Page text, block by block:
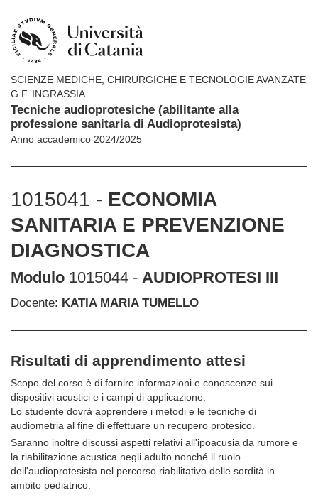
SCIENZE MEDICHE, CHIRURGICHE E TECNOLOGIE AVANZATE
G.F. INGRASSIA
Tecniche audioprotesiche (abilitante alla
professione sanitaria di Audioprotesista)
Anno accademico 2024/2025
1015041 - ECONOMIA
SANITARIA E PREVENZIONE
DIAGNOSTICA
Modulo 1015044 - AUDIOPROTESI III
Docente: KATIA MARIA TUMELLO
Risultati di apprendimento attesi
Scopo del corso è di fornire informazioni e conoscenze sui
dispositivi acustici e i campi di applicazione.
Lo studente dovrà apprendere i metodi e le tecniche di
audiometria al fine di effettuare un recupero protesico.
Saranno inoltre discussi aspetti relativi all'ipoacusia da rumore e
la riabilitazione acustica negli adulto nonché il ruolo
dell'audioprotesista nel percorso riabilitativo delle sordità in
ambito pediatrico.